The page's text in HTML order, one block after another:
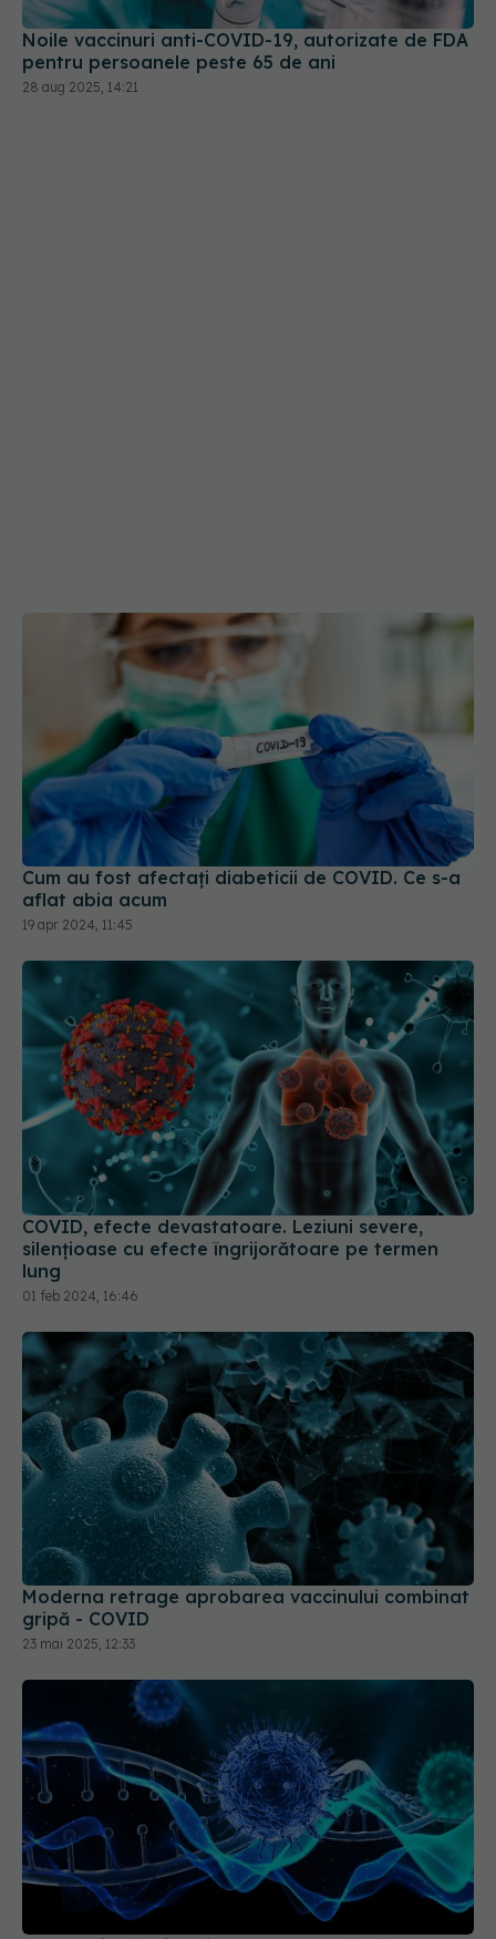
28 aug 2025, 14:21
Cum au fost afectați diabeticii de COVID. Ce s-a
aflat abia acum
19 apr 2024, 11:45
COVID, efecte devastatoare. Leziuni severe,
silențioase cu efecte îngrijorătoare pe termen
lung
01 feb 2024, 16:46
Moderna retrage aprobarea vaccinului combinat
gripă - COVID
23 mai 2025, 12:33
Ce trebuie să știe cei care au avut COVID.
Pericolul ascuns care îi atacă
19 aug 2025, 08:37